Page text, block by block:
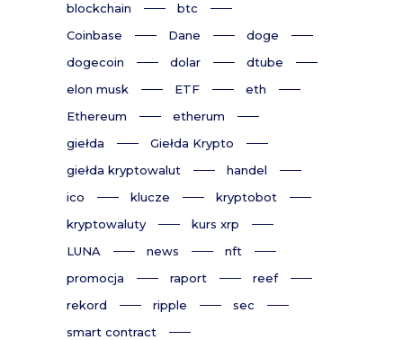
blockchain
btc
Coinbase
Dane
doge
dogecoin
dolar
dtube
elon musk
ETF
eth
Ethereum
etherum
giełda
Giełda Krypto
giełda kryptowalut
handel
ico
klucze
kryptobot
kryptowaluty
kurs xrp
LUNA
news
nft
promocja
raport
reef
rekord
ripple
sec
smart contract